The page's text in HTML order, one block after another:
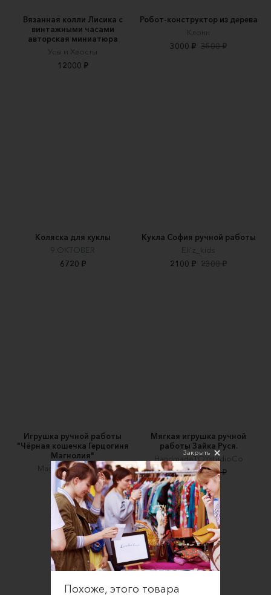
Вязанная колли Лисика с
винтажными часами
авторская миниатюра
Усы и Хвосты
12000 ₽
Робот-конструктор из дерева
Клонн
3000 ₽ 3500 ₽
Коляска для куклы
9.OKTOBER
6720 ₽
Кукла София ручной работы
Eli’z_kids
2100 ₽ 2300 ₽
Игрушка ручной работы
"Чёрная кошечка Герцогиня
Магнолия"
Magical Gardener’s
6500 ₽
Мягкая игрушка ручной
работы Зайка Руся.
HandmadeTOYstudioCo
7410 ₽ 7800 ₽
Закрыть
Похоже, этого товара